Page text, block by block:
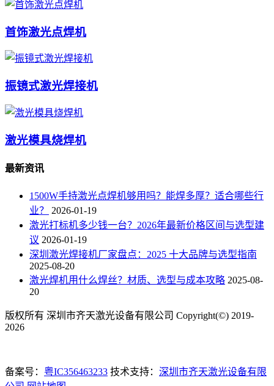
首饰激光点焊机
振镜式激光焊接机
激光模具烧焊机
最新资讯
1500W手持激光点焊机够用吗？能焊多厚？适合哪些行
业？
2026-01-19
激光打标机多少钱一台？2026年最新价格区间与选型建
议 2026-01-19
深圳激光焊接机厂家盘点：2025 十大品牌与选型指南
2025-08-20
激光焊机用什么焊丝？材质、选型与成本攻略 2025-08-
20
版权所有 深圳市齐天激光设备有限公司 Copyright(©) 2019-
2026
备案号： 粤IC356463233 技术支持： 深圳市齐天激光设备有限